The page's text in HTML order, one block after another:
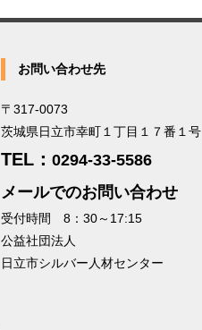
お問い合わせ先
〒317-0073
茨城県日立市幸町１丁目１７番１号
TEL： 0294-33-5586
メールでのお問い合わせ
受付時間 8：30～17:15
公益社団法人
日立市シルバー人材センター